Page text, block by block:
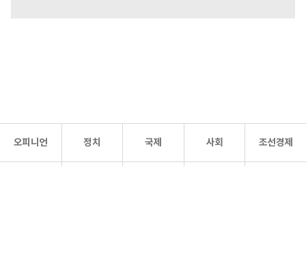
오피니언 정치 국제 사회 조선경제